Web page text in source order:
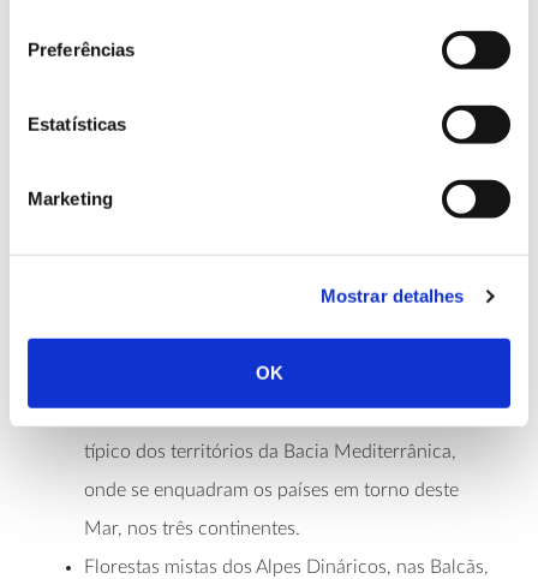
Preferências
Estatísticas
Marketing
Mostrar detalhes
OK
devido à área geográfica selecionada e ao conceito
inclui mais 80 espécies e 67 subespécies do que as
que constavam
referência.
verões quentes e invernos suaves e húmidos,
Florestas, bosques e matos mediterrânicos ou
florestas esclerófilas mediterrânicas, bioma
típico dos territórios da Bacia Mediterrânica,
onde se enquadram os países em torno deste
Mar, nos três continentes.
Florestas mistas dos Alpes Dináricos, nas Balcãs,